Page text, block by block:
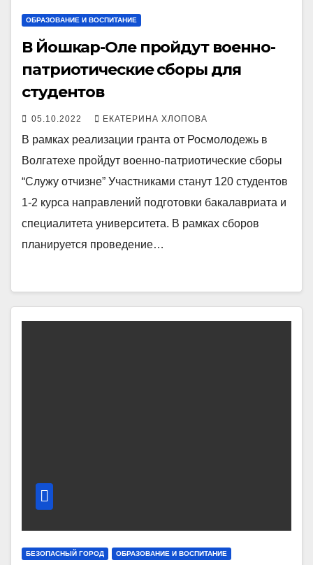
ОБРАЗОВАНИЕ И ВОСПИТАНИЕ
В Йошкар-Оле пройдут военно-
патриотические сборы для
студентов
05.10.2022 ЕКАТЕРИНА ХЛОПОВА
В рамках реализации гранта от Росмолодежь в
Волгатехе пройдут военно-патриотические сборы
“Служу отчизне” Участниками станут 120 студентов
1-2 курса направлений подготовки бакалавриата и
специалитета университета. В рамках сборов
планируется проведение…
БЕЗОПАСНЫЙ ГОРОД ОБРАЗОВАНИЕ И ВОСПИТАНИЕ